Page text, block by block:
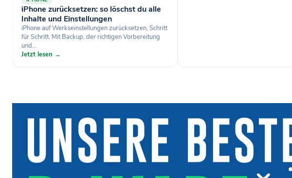
iPhone zurücksetzen: so löschst du alle
Inhalte und Einstellungen
iPhone auf Werkseinstellungen zurücksetzen, Schritt
für Schritt. Mit Backup, der richtigen Vorbereitung
und...
Jetzt lesen →